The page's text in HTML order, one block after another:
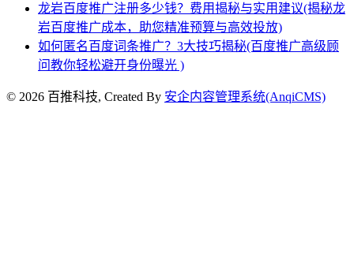
龙岩百度推广注册多少钱？费用揭秘与实用建议(揭秘龙
岩百度推广成本，助您精准预算与高效投放)
如何匿名百度词条推广？3大技巧揭秘(百度推广高级顾
问教你轻松避开身份曝光 )
© 2026 百推科技, Created By 安企内容管理系统(AnqiCMS)